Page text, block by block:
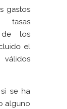
gastos
de los
el
válidos
se ha
alguno